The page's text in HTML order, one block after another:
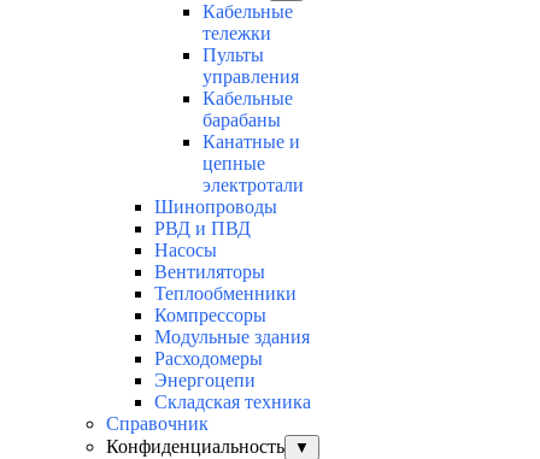
Кабельные
тележки
Пульты
управления
Кабельные
барабаны
Канатные и
цепные
электротали
Шинопроводы
РВД и ПВД
Насосы
Вентиляторы
Теплообменники
Компрессоры
Модульные здания
Расходомеры
Энергоцепи
Складская техника
Справочник
Конфиденциальность
▼